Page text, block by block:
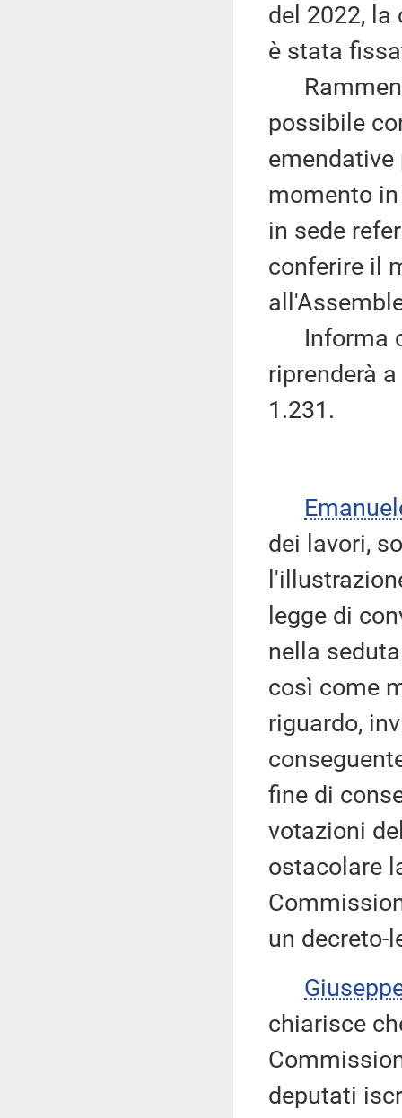
del 2022, la
è stata
possibile
emendative
momento
in sede
conferire il
Informa
riprenderà
1.231.
dei lavori,
legge di
nella
così come
riguardo,
fine di
votazioni
ostacolare
un decreto-
chiarisce
deputati